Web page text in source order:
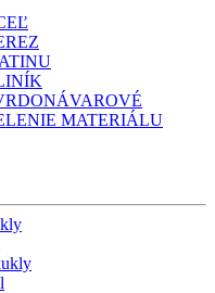
MATERIÁLU